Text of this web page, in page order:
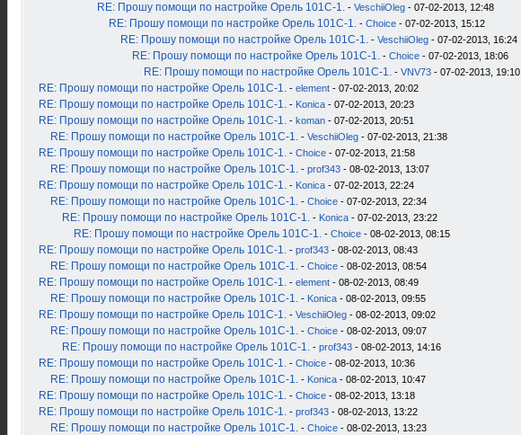
RE: Прошу помощи по настройке Орель 101С-1. - VeschiiOleg - 07-02-2013, 12:48
RE: Прошу помощи по настройке Орель 101С-1. - Choice - 07-02-2013, 15:12
RE: Прошу помощи по настройке Орель 101С-1. - VeschiiOleg - 07-02-2013, 16:24
RE: Прошу помощи по настройке Орель 101С-1. - Choice - 07-02-2013, 18:06
RE: Прошу помощи по настройке Орель 101С-1. - VNV73 - 07-02-2013, 19:10
RE: Прошу помощи по настройке Орель 101С-1. - element - 07-02-2013, 20:02
RE: Прошу помощи по настройке Орель 101С-1. - Konica - 07-02-2013, 20:23
RE: Прошу помощи по настройке Орель 101С-1. - koman - 07-02-2013, 20:51
RE: Прошу помощи по настройке Орель 101С-1. - VeschiiOleg - 07-02-2013, 21:38
RE: Прошу помощи по настройке Орель 101С-1. - Choice - 07-02-2013, 21:58
RE: Прошу помощи по настройке Орель 101С-1. - prof343 - 08-02-2013, 13:07
RE: Прошу помощи по настройке Орель 101С-1. - Konica - 07-02-2013, 22:24
RE: Прошу помощи по настройке Орель 101С-1. - Choice - 07-02-2013, 22:34
RE: Прошу помощи по настройке Орель 101С-1. - Konica - 07-02-2013, 23:22
RE: Прошу помощи по настройке Орель 101С-1. - Choice - 08-02-2013, 08:15
RE: Прошу помощи по настройке Орель 101С-1. - prof343 - 08-02-2013, 08:43
RE: Прошу помощи по настройке Орель 101С-1. - Choice - 08-02-2013, 08:54
RE: Прошу помощи по настройке Орель 101С-1. - element - 08-02-2013, 08:49
RE: Прошу помощи по настройке Орель 101С-1. - Konica - 08-02-2013, 09:55
RE: Прошу помощи по настройке Орель 101С-1. - VeschiiOleg - 08-02-2013, 09:02
RE: Прошу помощи по настройке Орель 101С-1. - Choice - 08-02-2013, 09:07
RE: Прошу помощи по настройке Орель 101С-1. - prof343 - 08-02-2013, 14:16
RE: Прошу помощи по настройке Орель 101С-1. - Choice - 08-02-2013, 10:36
RE: Прошу помощи по настройке Орель 101С-1. - Konica - 08-02-2013, 10:47
RE: Прошу помощи по настройке Орель 101С-1. - Choice - 08-02-2013, 13:18
RE: Прошу помощи по настройке Орель 101С-1. - prof343 - 08-02-2013, 13:22
RE: Прошу помощи по настройке Орель 101С-1. - Choice - 08-02-2013, 13:23